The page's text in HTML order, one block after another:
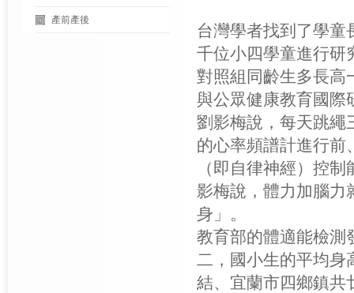
產前產後
台灣學者找到了學童
千位小四學童進行研
對照組同齡生多長高
與公眾健康教育國際
劉影梅說，每天跳繩
的心率頻譜計進行前
（即自律神經）控
影梅說，體力加腦力
身」。
教育部的體適能檢測
二，國小生的平均身
結、宜蘭市四鄉鎮共